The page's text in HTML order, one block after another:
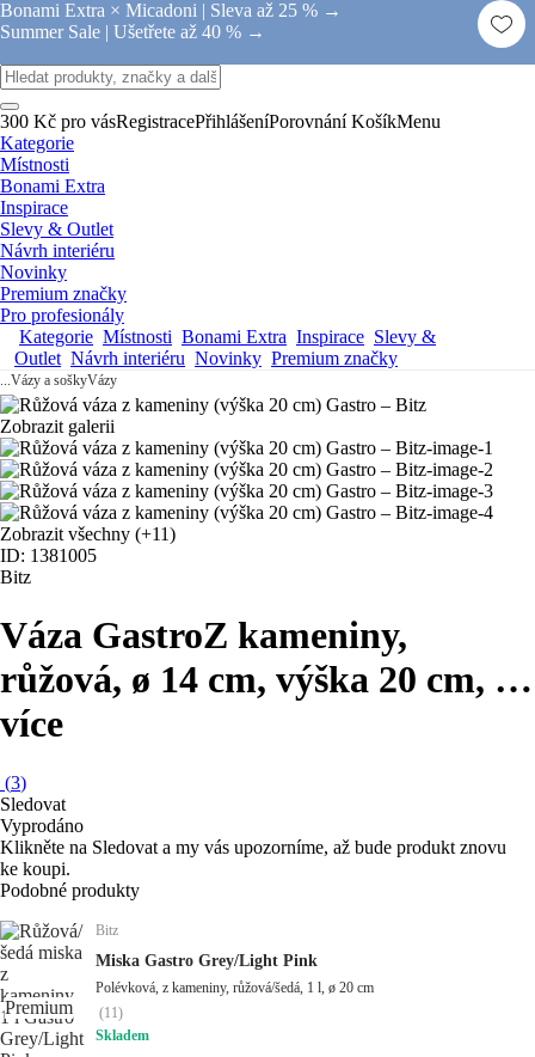
Bonami Extra × Micadoni | Sleva až 25 % →
Summer Sale | Ušetřete až 40 % →
300 Kč pro vásRegistracePřihlášeníPorovnání KošíkMenu
Kategorie
Místnosti
Bonami Extra
Inspirace
Slevy & Outlet
Návrh interiéru
Novinky
Premium značky
Pro profesionály
Kategorie Místnosti Bonami Extra Inspirace Slevy &
Outlet Návrh interiéru Novinky Premium značky
...Vázy a soškyVázy
Zobrazit galerii
Zobrazit všechny (+11)
ID: 1381005
Bitz
Váza GastroZ kameniny,
růžová, ø 14 cm, výška 20 cm, …
více
(3)
Sledovat
Vyprodáno
Klikněte na Sledovat a my vás upozorníme, až bude produkt znovu
ke koupi.
Podobné produkty
Premium
Bitz
Miska Gastro Grey/Light Pink
Polévková, z kameniny, růžová/šedá, 1 l, ø 20 cm
(11)
Skladem